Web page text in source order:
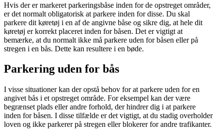
Hvis der er markeret parkeringsbåse inden for de opstreget områder,
er det normalt obligatorisk at parkere inden for disse. Du skal
parkere dit køretøj i en af de angivne båse og sikre dig, at hele dit
køretøj er korrekt placeret inden for båsen. Det er vigtigt at
bemærke, at du normalt ikke må parkere uden for båsen eller på
stregen i en bås. Dette kan resultere i en bøde.
Parkering uden for bås
I visse situationer kan der opstå behov for at parkere uden for en
angivet bås i et opstreget område. For eksempel kan der være
begrænset plads eller andre forhold, der hindrer dig i at parkere
inden for båsen. I disse tilfælde er det vigtigt, at du stadig overholder
loven og ikke parkerer på stregen eller blokerer for andre trafikanter.